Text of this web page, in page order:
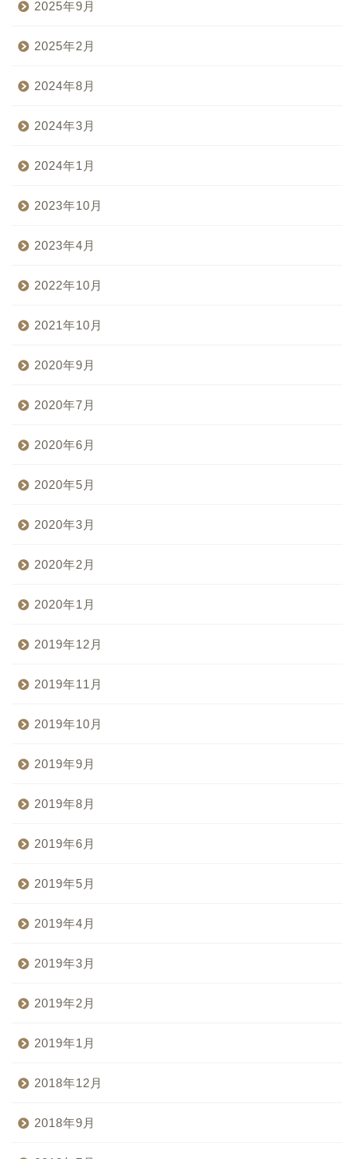
2025年9月
2025年2月
2024年8月
2024年3月
2024年1月
2023年10月
2023年4月
2022年10月
2021年10月
2020年9月
2020年7月
2020年6月
2020年5月
2020年3月
2020年2月
2020年1月
2019年12月
2019年11月
2019年10月
2019年9月
2019年8月
2019年6月
2019年5月
2019年4月
2019年3月
2019年2月
2019年1月
2018年12月
2018年9月